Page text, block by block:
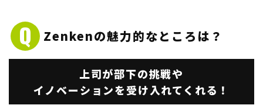
Zenkenの魅力的なところは？
上司が部下の挑戦や
イノベーションを受け入れてくれる！